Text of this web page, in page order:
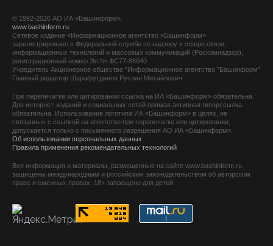
© 1992-2026 АО ИА «Башинформ».
www.bashinform.ru
Сетевое издание «Информационное агентство «Башинформ»
зарегистрировано в Федеральной службе по надзору в сфере связи,
информационных технологий и массовых коммуникаций (Роскомнадзор),
регистрационный номер Эл № ФС77-88040
Учредитель Акционерное общество "Информационное агентство "Башинформ"
Главный редактор Шарафутдинов Руслан Михайлович
При перепечатке или цитировании ссылка на ИА «Башинформ» обязательна.
Для интернет-изданий и социальных сетей прямая активная гиперссылка
обязательна. Использование логотипа ИА «Башинформ» в целях, не
связанных с ссылкой на агентство при перепечатке или цитировании,
допускается только с письменного разрешения АО ИА «Башинформ».
Об использовании персональных данных
Правила применения рекомендательных технологий
Вся информация и материалы, размещенные на сайте www.bashinform.ru
защищены международным и российским законодательством об авторском
праве и смежных правах. 18+ запрещено для детей.